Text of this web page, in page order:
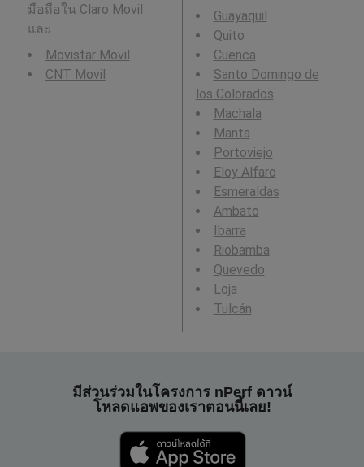
มือถือใน Claro Movil
และ
Movistar Movil
CNT Movil
Guayaquil
Quito
Cuenca
Santo Domingo de
los Colorados
Machala
Manta
Portoviejo
Eloy Alfaro
Esmeraldas
Ambato
Ibarra
Riobamba
Quevedo
Loja
Tulcán
มีส่วนร่วมในโครงการ nPerf ดาวน์
โหลดแอพของเราตอนนี้เลย!